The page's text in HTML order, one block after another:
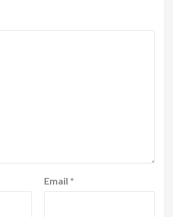
Email *